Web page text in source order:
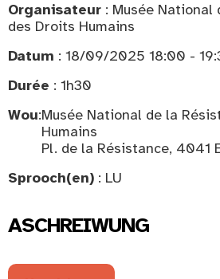
Organisateur : Musée National
des Droits Humains
Datum : 18/09/2025 18:00 -
Durée : 1h30
Wou:Musée National de la
Humains
Pl. de la Résistance, 4041
Sprooch(en) : LU
ASCHREIWUNG